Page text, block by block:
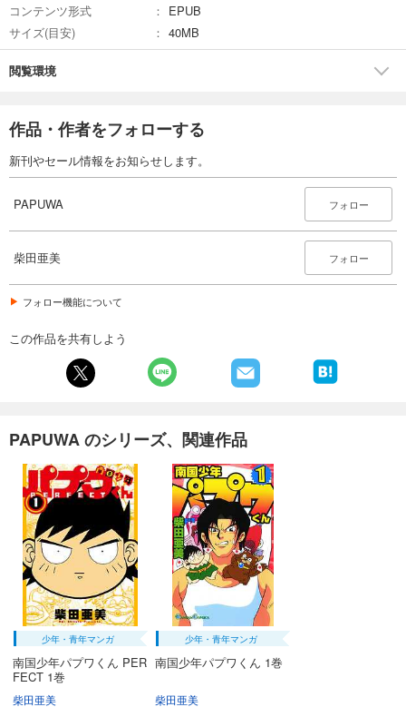
コンテンツ形式
EPUB
サイズ(目安)
40MB
閲覧環境
作品・作者をフォローする
新刊やセール情報をお知らせします。
PAPUWA フォロー
柴田亜美 フォロー
フォロー機能について
この作品を共有しよう
PAPUWA のシリーズ、関連作品
少年・青年マンガ
南国少年パプワくん PER
FECT 1巻
柴田亜美
少年・青年マンガ
南国少年パプワくん 1巻
柴田亜美